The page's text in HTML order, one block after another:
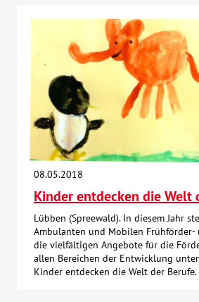
08.05.2018
Kinder entdecken die Welt
Lübben (Spreewald). In diesem Jahr
Ambulanten und Mobilen Frühförder-
die vielfältigen Angebote für die
allen Bereichen der Entwicklung
Kinder entdecken die Welt der Berufe.